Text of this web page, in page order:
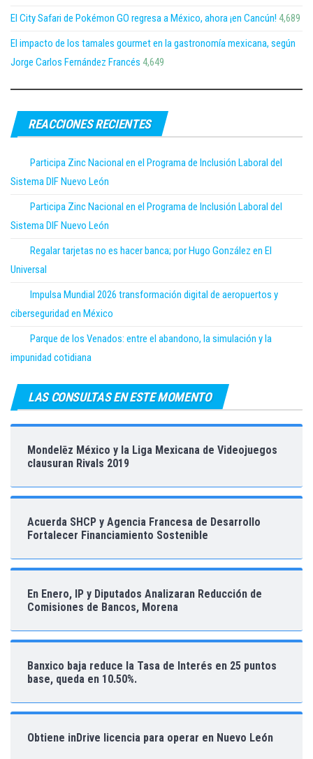
El City Safari de Pokémon GO regresa a México, ahora ¡en Cancún! 4,689
El impacto de los tamales gourmet en la gastronomía mexicana, según
Jorge Carlos Fernández Francés 4,649
REACCIONES RECIENTES
Participa Zinc Nacional en el Programa de Inclusión Laboral del
Sistema DIF Nuevo León
Participa Zinc Nacional en el Programa de Inclusión Laboral del
Sistema DIF Nuevo León
Regalar tarjetas no es hacer banca; por Hugo González en El
Universal
Impulsa Mundial 2026 transformación digital de aeropuertos y
ciberseguridad en México
Parque de los Venados: entre el abandono, la simulación y la
impunidad cotidiana
LAS CONSULTAS EN ESTE MOMENTO
Mondelēz México y la Liga Mexicana de Videojuegos
clausuran Rivals 2019
Acuerda SHCP y Agencia Francesa de Desarrollo
Fortalecer Financiamiento Sostenible
En Enero, IP y Diputados Analizaran Reducción de
Comisiones de Bancos, Morena
Banxico baja reduce la Tasa de Interés en 25 puntos
base, queda en 10.50%.
Obtiene inDrive licencia para operar en Nuevo León